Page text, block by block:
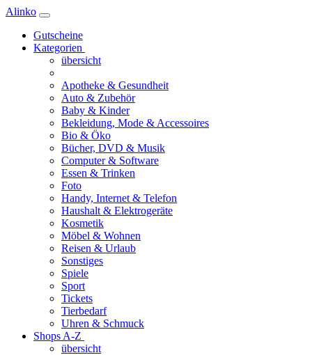
Alinko
Gutscheine
Kategorien
übersicht
Apotheke & Gesundheit
Auto & Zubehör
Baby & Kinder
Bekleidung, Mode & Accessoires
Bio & Öko
Bücher, DVD & Musik
Computer & Software
Essen & Trinken
Foto
Handy, Internet & Telefon
Haushalt & Elektrogeräte
Kosmetik
Möbel & Wohnen
Reisen & Urlaub
Sonstiges
Spiele
Sport
Tickets
Tierbedarf
Uhren & Schmuck
Shops A-Z
übersicht